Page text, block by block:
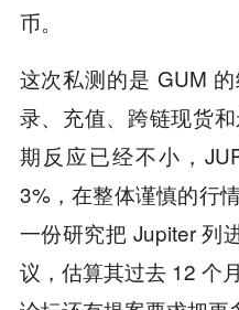
币。
这次私测的是 GUM
录、充值、跨链现货
期反应已经不小，
3%，在整体谨慎的行
一份研究把 Jupiter 列
议，估算其过去 12 个